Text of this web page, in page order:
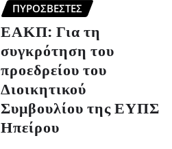
ΠΥΡΟΣΒΈΣΤΕΣ
ΕΑΚΠ: Για τη
συγκρότηση του
προεδρείου του
Διοικητικού
Συμβουλίου της ΕΥΠΣ
Ηπείρου